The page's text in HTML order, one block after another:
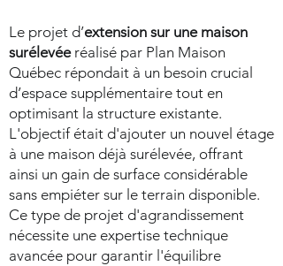
Le projet d’extension sur une maison
surélevéeréalisé par Plan Maison
Québec répondait à un besoin crucial
d’espace supplémentaire tout en
optimisant la structure existante.
L'objectif était d'ajouter un nouvel étage
à une maison déjà surélevée, offrant
ainsi un gain de surface considérable
sans empiéter sur le terrain disponible.
Ce type de projet d'agrandissement
nécessite une expertise technique
avancée pour garantir l'équilibre